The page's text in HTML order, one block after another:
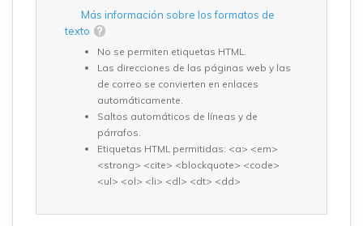
Más información sobre los formatos de
texto
No se permiten etiquetas HTML.
Las direcciones de las páginas web y las
de correo se convierten en enlaces
automáticamente.
Saltos automáticos de líneas y de
párrafos.
Etiquetas HTML permitidas: <a> <em>
<strong> <cite> <blockquote> <code>
<ul> <ol> <li> <dl> <dt> <dd>